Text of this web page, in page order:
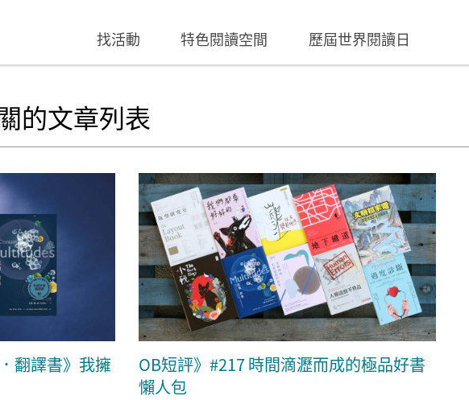
找活動 特色閱讀空間 歷屆世界閱讀日
的文章列表
翻譯書》我擁
OB短評》#217 時間滴瀝而成的極品好書
懶人包